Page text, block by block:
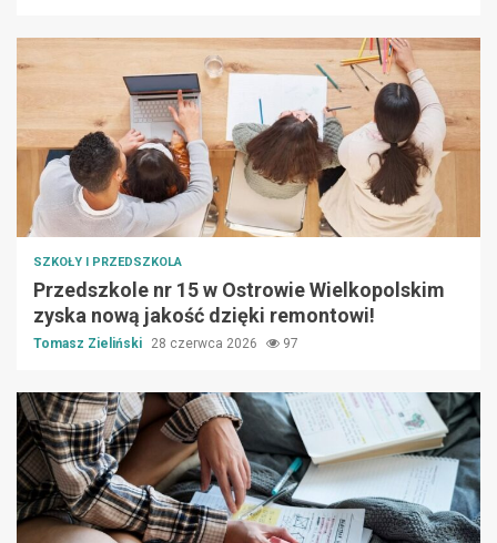
SZKOŁY I PRZEDSZKOLA
Przedszkole nr 15 w Ostrowie Wielkopolskim
zyska nową jakość dzięki remontowi!
Tomasz Zieliński 28 czerwca 2026 97